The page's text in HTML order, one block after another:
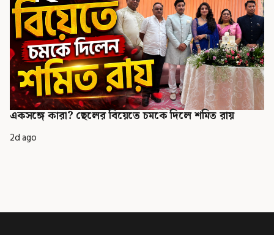
একসঙ্গে কারা? ছেলের বিয়েতে চমকে দিলে শমিত রায়
2d ago